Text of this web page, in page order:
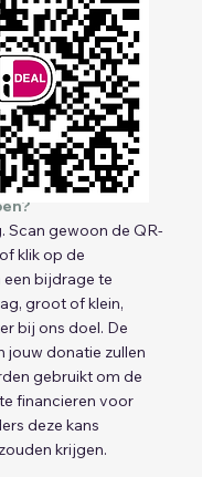
Scan gewoon de QR-
klik op de
bijdrage te
groot of klein,
bij ons doel. De
jouw donatie zullen
gebruikt om de
financieren voor
deze kans
krijgen.